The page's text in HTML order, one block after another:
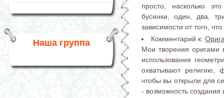
Наша группа
просто, насколько
бусинки, один, два,
зависимости от того,
Комментарий к:
Мои творения оригами
использования
охватывают
чтобы вы открыли для
- возможность создания